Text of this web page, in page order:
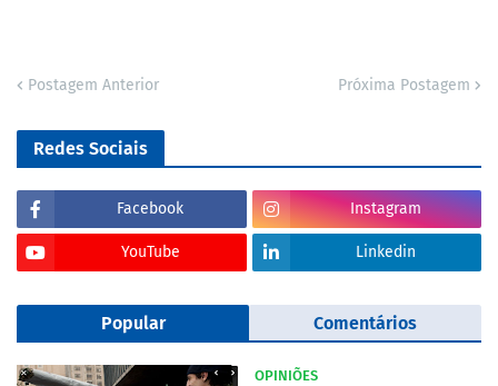
Postagem Anterior Próxima Postagem
Redes Sociais
Facebook Instagram
YouTube Linkedin
Popular Comentários
OPINIÕES